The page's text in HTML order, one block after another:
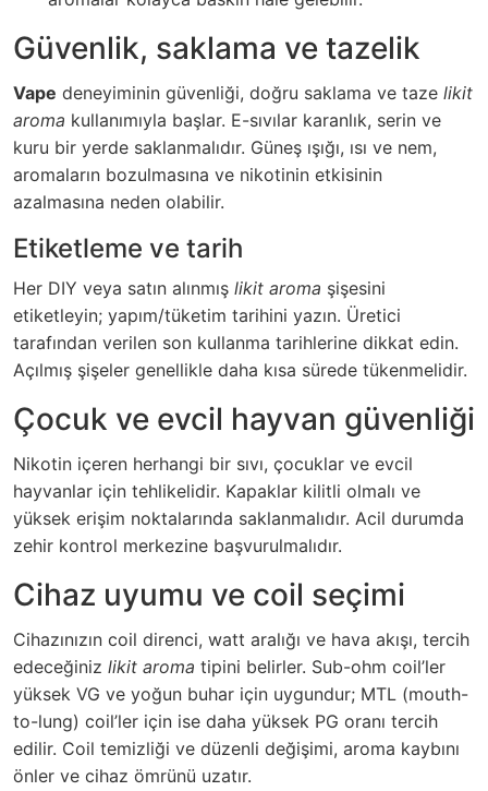
Güvenlik, saklama ve tazelik
Vape deneyiminin güvenliği, doğru saklama ve taze likit
aroma kullanımıyla başlar. E-sıvılar karanlık, serin ve
kuru bir yerde saklanmalıdır. Güneş ışığı, ısı ve nem,
aromaların bozulmasına ve nikotinin etkisinin
azalmasına neden olabilir.
Etiketleme ve tarih
Her DIY veya satın alınmış likit aroma şişesini
etiketleyin; yapım/tüketim tarihini yazın. Üretici
tarafından verilen son kullanma tarihlerine dikkat edin.
Açılmış şişeler genellikle daha kısa sürede tükenmelidir.
Çocuk ve evcil hayvan güvenliği
Nikotin içeren herhangi bir sıvı, çocuklar ve evcil
hayvanlar için tehlikelidir. Kapaklar kilitli olmalı ve
yüksek erişim noktalarında saklanmalıdır. Acil durumda
zehir kontrol merkezine başvurulmalıdır.
Cihaz uyumu ve coil seçimi
Cihazınızın coil direnci, watt aralığı ve hava akışı, tercih
edeceğiniz likit aroma tipini belirler. Sub-ohm coil’ler
yüksek VG ve yoğun buhar için uygundur; MTL (mouth-
to-lung) coil’ler için ise daha yüksek PG oranı tercih
edilir. Coil temizliği ve düzenli değişimi, aroma kaybını
önler ve cihaz ömrünü uzatır.